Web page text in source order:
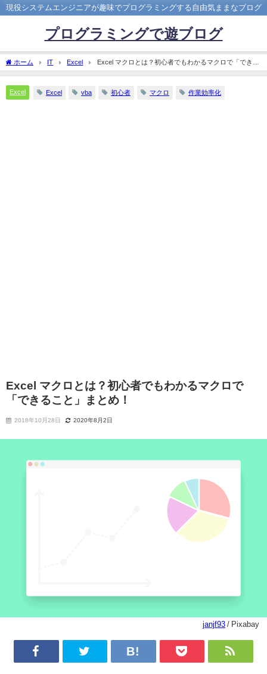
現役システムエンジニアが趣味でプログラミングする自由気ままなブログ
プログラミングで遊ブログ
ホーム IT Excel
Excel マクロとは？初心者でもわかるマクロで「できる
こと」まとめ！
Excel Excel vba 初心者 マクロ 作業効率化
Excel マクロとは？初心者でもわかるマクロで
「できること」まとめ！
2018年10月28日 2020年8月2日
janjf93 / Pixabay